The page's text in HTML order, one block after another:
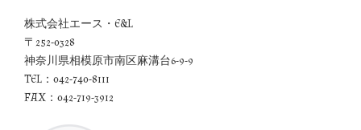
株式会社エース・E&L
〒252-0328
神奈川県相模原市南区麻溝台6-9-9
TEL：042-740-8111
FAX：042-719-3912